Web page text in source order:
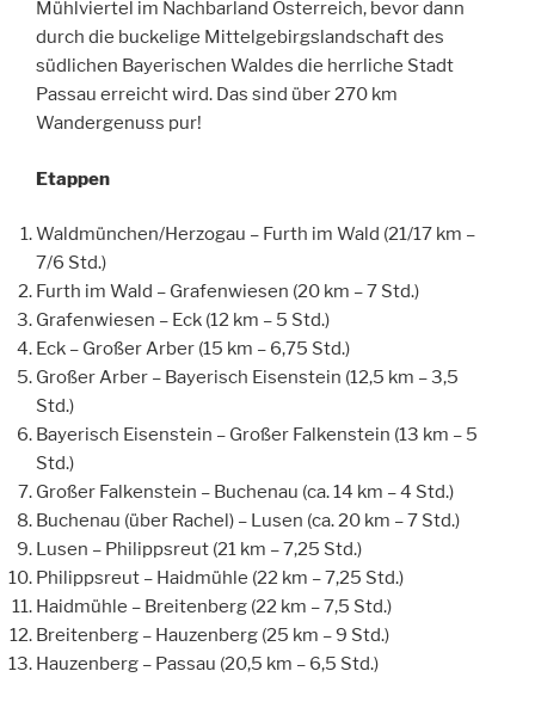
Mühlviertel im Nachbarland Österreich, bevor dann
durch die buckelige Mittelgebirgslandschaft des
südlichen Bayerischen Waldes die herrliche Stadt
Passau erreicht wird. Das sind über 270 km
Wandergenuss pur!
Etappen
Waldmünchen/Herzogau – Furth im Wald (21/17 km –
7/6 Std.)
Furth im Wald – Grafenwiesen (20 km – 7 Std.)
Grafenwiesen – Eck (12 km – 5 Std.)
Eck – Großer Arber (15 km – 6,75 Std.)
Großer Arber – Bayerisch Eisenstein (12,5 km – 3,5
Std.)
Bayerisch Eisenstein – Großer Falkenstein (13 km – 5
Std.)
Großer Falkenstein – Buchenau (ca. 14 km – 4 Std.)
Buchenau (über Rachel) – Lusen (ca. 20 km – 7 Std.)
Lusen – Philippsreut (21 km – 7,25 Std.)
Philippsreut – Haidmühle (22 km – 7,25 Std.)
Haidmühle – Breitenberg (22 km – 7,5 Std.)
Breitenberg – Hauzenberg (25 km – 9 Std.)
Hauzenberg – Passau (20,5 km – 6,5 Std.)